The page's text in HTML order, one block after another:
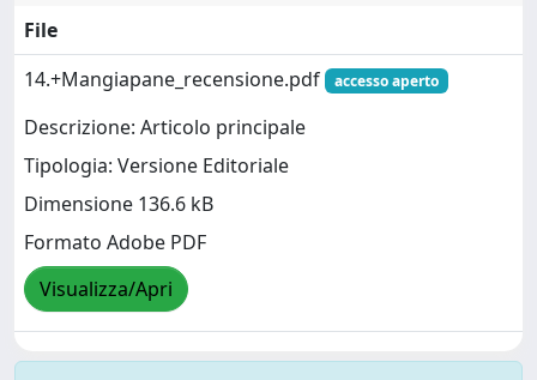
File
14.+Mangiapane_recensione.pdf
accesso aperto
Descrizione: Articolo principale
Tipologia: Versione Editoriale
Dimensione 136.6 kB
Formato Adobe PDF
Visualizza/Apri